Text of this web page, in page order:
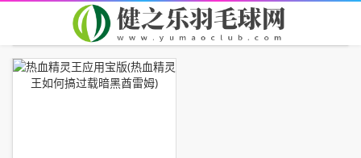
您现在的位置： 首页> TAG信息列表 > 王如